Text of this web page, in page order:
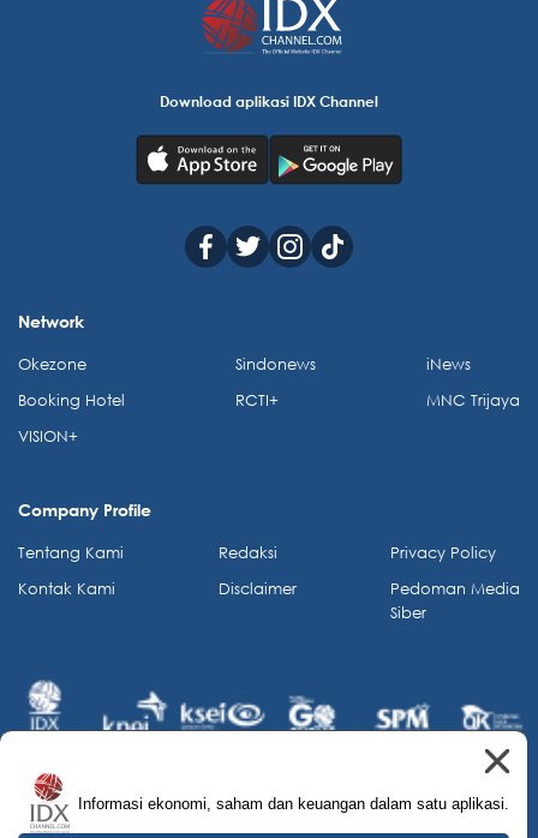
Informasi ekonomi, saham dan keuangan dalam satu aplikasi.
Download aplikasi IDX Channel
Network
Okezone
Booking Hotel
VISION+
Sindonews
RCTI+
iNews
MNC Trijaya
Company Profile
Tentang Kami
Kontak Kami
Redaksi
Disclaimer
Privacy Policy
Pedoman Media
Siber
© 2026 IDX Channel. All Rights Reserved.